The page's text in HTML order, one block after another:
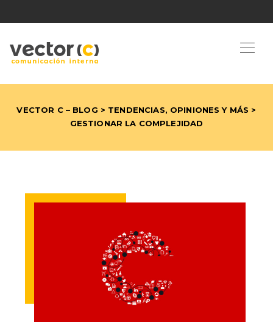
VECTOR C – BLOG > TENDENCIAS, OPINIONES Y MÁS >
GESTIONAR LA COMPLEJIDAD